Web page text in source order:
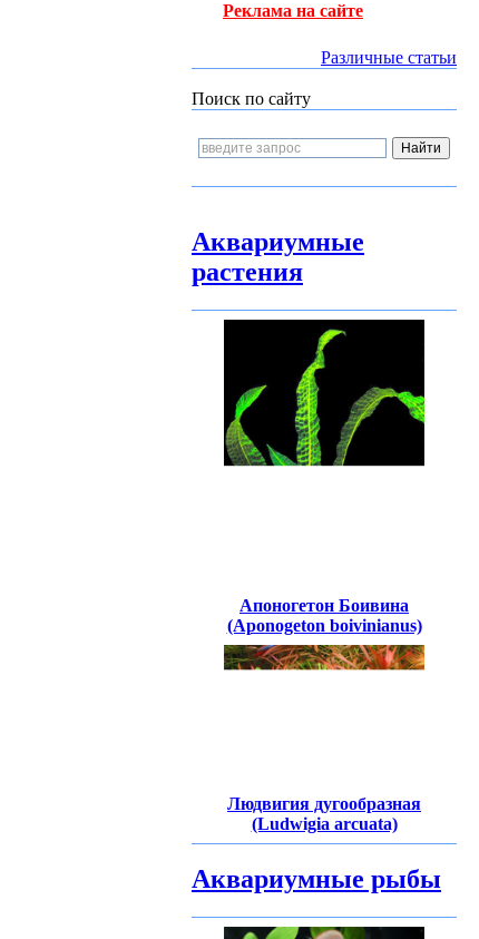
Реклама на сайте
Различные статьи
Поиск по сайту
Аквариумные
растения
Апоногетон Боивина
(Aponogeton boivinianus)
Людвигия дугообразная
(Ludwigia arcuata)
Аквариумные рыбы